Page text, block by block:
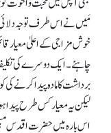
مَیں نے اس طرف توجہ دلائی
خوش مزاجی کے اعلیٰ معیار
چاہئے۔ایک دوسرے کی تکلیف
برداشت کا مادہ پیدا کرنے
لیکن یہ معیار کس طرح
اس بارہ میں حضر ت اقدس